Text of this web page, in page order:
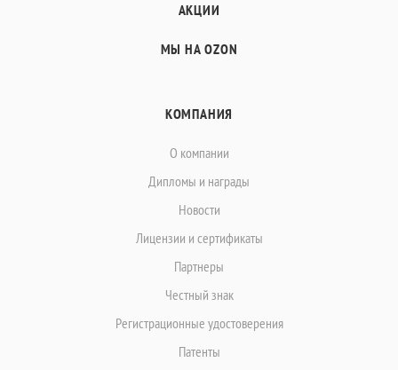
АКЦИИ
МЫ НА OZON
КОМПАНИЯ
О компании
Дипломы и награды
Новости
Лицензии и сертификаты
Партнеры
Честный знак
Регистрационные удостоверения
Патенты